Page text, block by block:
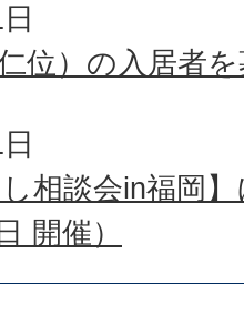
位）の入居者
し相談会in福岡
開催）